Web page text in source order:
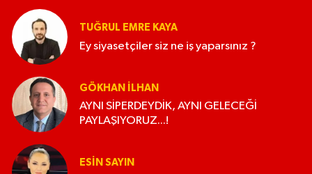
TUĞRUL EMRE KAYA
Ey siyasetçiler siz ne iş yaparsınız ?
GÖKHAN İLHAN
AYNI SİPERDEYDİK, AYNI GELECEĞİ
PAYLAŞIYORUZ...!
ESIN SAYIN